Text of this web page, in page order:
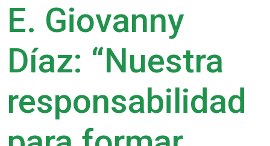
E. Giovanny
Díaz: “Nuestra
responsabilidad